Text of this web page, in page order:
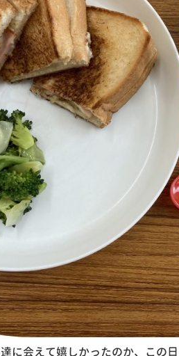
に会えて嬉しかったのか、この